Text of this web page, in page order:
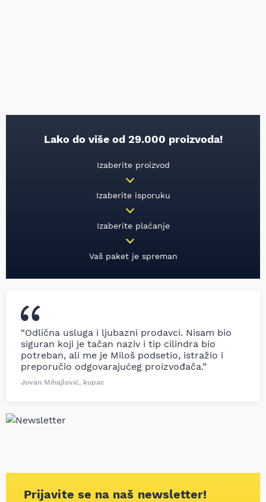
Lako do više od 29.000 proizvoda!
Izaberite proizvod
Izaberite isporuku
Izaberite plaćanje
Vaš paket je spreman
“Odlična usluga i ljubazni prodavci. Nisam bio
siguran koji je tačan naziv i tip cilindra bio
potreban, ali me je Miloš podsetio, istražio i
preporučio odgovarajućeg proizvođača.”
Jovan Mihajlović, kupac
Prijavite se na naš newsletter!